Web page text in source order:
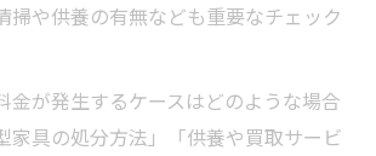
掃や供養の有無なども重要なチェック
金が発生するケースはどのような場合
家具の処分方法」「供養や買取サービ